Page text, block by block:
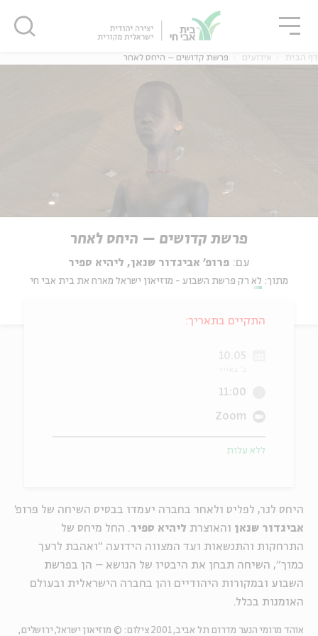
דף הבית אירועים פרשת קדושים – היחס לאחר
פרשת קדושים – היחס לאחר
עם: פרופ' אביגדור שנאן, ליהיא ספיר
מתוך: לא רק פרשת השבוע - מוזיאון ישראל מארח את בית אבי חי
היחס לגר, לפליט ולאחר בחברה יעמדו בבסיס השיחה של פרופ'
אביגדור שנאן והאוצרת ליהיא ספיר. החל מיחס של
התרחקות והתנשאות ועד המצווה הידועה "ואהבת לרעך
כמוך", השיחה תבחן את היבטיו של הנושא – הן בפרשת
השבוע ובמקורות היהודיים והן בחברה הישראלית ובעולם
האומנות בכלל.
אוהד מרומי הנער מדרום תל אביב, 2001 צילום: © מוזיאון ישראל, ירושלים,
התקיים בתאריך:
10.05
11:00
Zoom
ללא עלות
סגור